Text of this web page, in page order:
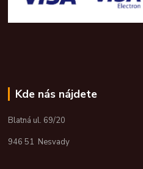
Kde nás nájdete
Blatná ul. 69/20
946 51 Nesvady